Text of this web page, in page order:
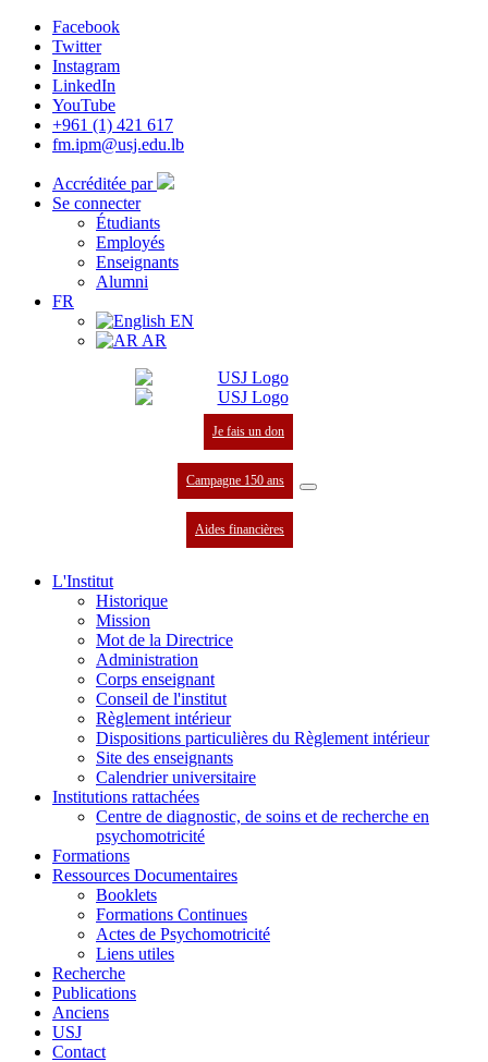
Facebook
Twitter
Instagram
LinkedIn
YouTube
+961 (1) 421 617
fm.ipm@usj.edu.lb
Accréditée par
Se connecter
Étudiants
Employés
Enseignants
Alumni
FR
EN
AR
Je fais un don
Campagne 150 ans
Aides financières
L'Institut
Historique
Mission
Mot de la Directrice
Administration
Corps enseignant
Conseil de l'institut
Règlement intérieur
Dispositions particulières du Règlement intérieur
Site des enseignants
Calendrier universitaire
Institutions rattachées
Centre de diagnostic, de soins et de recherche en
psychomotricité
Formations
Ressources Documentaires
Booklets
Formations Continues
Actes de Psychomotricité
Liens utiles
Recherche
Publications
Anciens
USJ
Contact